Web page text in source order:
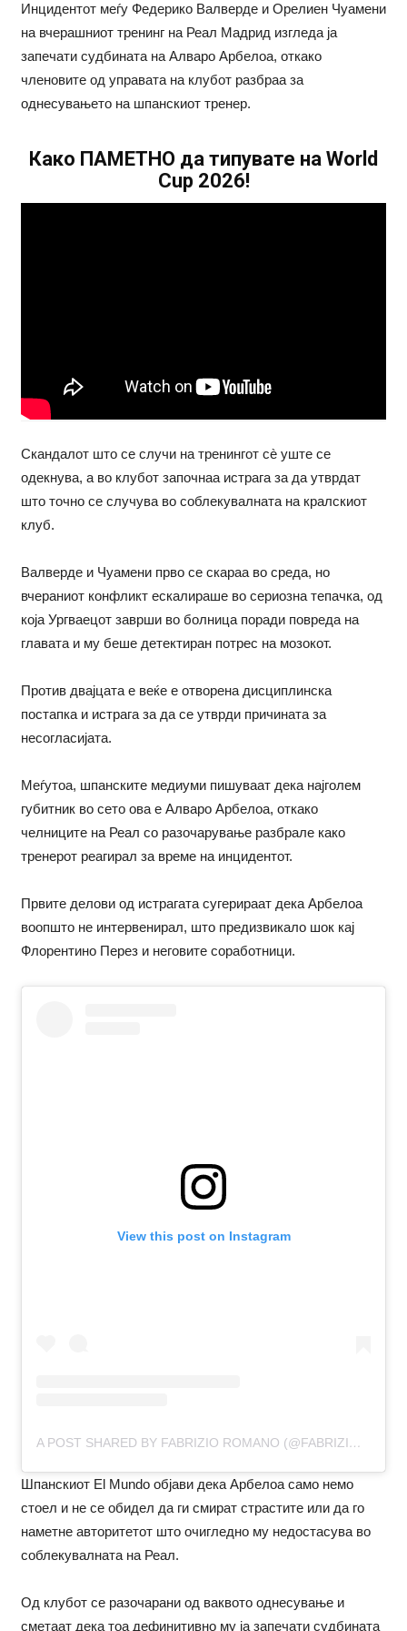
Инцидентот меѓу Федерико Валверде и Орелиен Чуамени
на вчерашниот тренинг на Реал Мадрид изгледа ја
запечати судбината на Алваро Арбелоа, откако
членовите од управата на клубот разбраа за
однесувањето на шпанскиот тренер.
Како ПАМЕТНО да типувате на World
Cup 2026!
Скандалот што се случи на тренингот сè уште се
одекнува, а во клубот започнаа истрага за да утврдат
што точно се случува во соблекувалната на кралскиот
клуб.
Валверде и Чуамени прво се скараа во среда, но
вчераниот конфликт ескалираше во сериозна тепачка, од
која Ургваецот заврши во болница поради повреда на
главата и му беше детектиран потрес на мозокот.
Против двајцата е веќе е отворена дисциплинска
постапка и истрага за да се утврди причината за
несогласијата.
Меѓутоа, шпанските медиуми пишуваат дека најголем
губитник во сето ова е Алваро Арбелоа, откако
челниците на Реал со разочарување разбрале како
тренерот реагирал за време на инцидентот.
Првите делови од истрагата сугерираат дека Арбелоа
воопшто не интервенирал, што предизвикало шок кај
Флорентино Перез и неговите соработници.
View this post on Instagram
A POST SHARED BY FABRIZIO ROMANO (@FABRIZIOROM)
Шпанскиот El Mundo објави дека Арбелоа само немо
стоел и не се обидел да ги смират страстите или да го
наметне авторитетот што очигледно му недостасува во
соблекувалната на Реал.
Од клубот се разочарани од ваквото однесување и
сметаат дека тоа дефинитивно му ја запечати судбината